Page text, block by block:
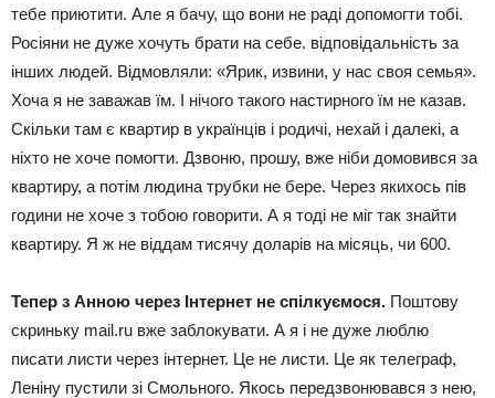
тебе приютити. Але я бачу, що вони не раді допомогти тобі.
Росіяни не дуже хочуть брати на себе. відповідальність за
інших людей. Відмовляли: «Ярик, извини, у нас своя семья».
Хоча я не заважав їм. І нічого такого настирного їм не казав.
Скільки там є квартир в українців і родичі, нехай і далекі, а
ніхто не хоче помогти. Дзвоню, прошу, вже ніби домовився за
квартиру, а потім людина трубки не бере. Через якихось пів
години не хоче з тобою говорити. А я тоді не міг так знайти
квартиру. Я ж не віддам тисячу доларів на місяць, чи 600.
Тепер з Анною через Інтернет не спілкуємося. Поштову
скриньку mail.ru вже заблокувати. А я і не дуже люблю
писати листи через інтернет. Це не листи. Це як телеграф,
Леніну пустили зі Смольного. Якось передзвонювався з нею,